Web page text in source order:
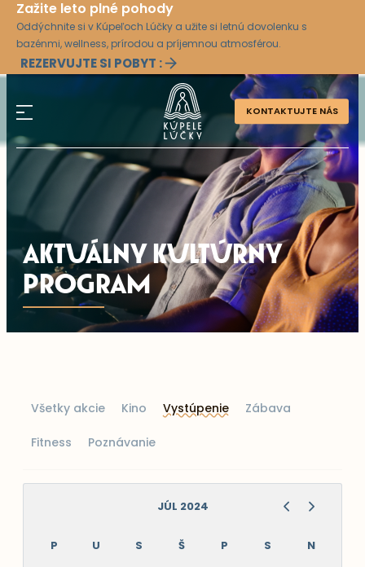
Zažite leto plné pohody
Oddýchnite si v Kúpeľoch Lúčky a užite si letnú dovolenku s
bazénmi, wellness, prírodou a príjemnou atmosférou.
REZERVUJTE SI POBYT :
KONTAKTUJTE NÁS
AKTUÁLNY KULTÚRNY
PROGRAM
Všetky akcie Kino Vystúpenie Zábava
Fitness Poznávanie
JÚL 2024
P U S Š P S N